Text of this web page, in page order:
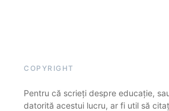
COPYRIGHT
Pentru că scrieți despre educație,
datorită acestui lucru, ar fi util să